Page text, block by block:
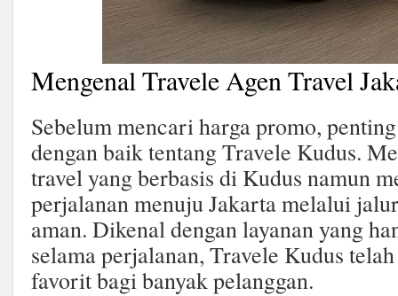
Mengenal Travele Agen Travel
Sebelum mencari harga promo,
dengan baik tentang Travele Kudus.
travel yang berbasis di Kudus namun
perjalanan menuju Jakarta melalui
aman. Dikenal dengan layanan yang
selama perjalanan, Travele Kudus
favorit bagi banyak pelanggan.